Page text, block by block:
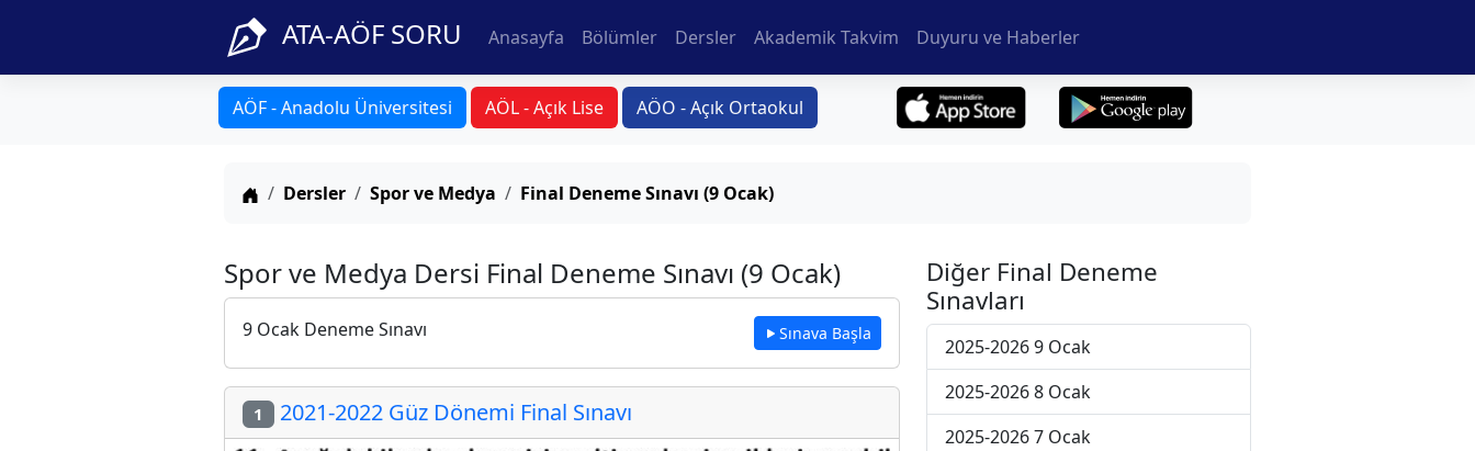
ATA-AÖF SORU Anasayfa Bölümler Dersler Akademik Takvim Duyuru ve Haberler
AÖF - Anadolu Üniversitesi AÖL - Açık Lise AÖO - Açık Ortaokul
Anasayfa
Dersler Spor ve Medya Final Deneme Sınavı (9 Ocak)
Spor ve Medya Dersi Final Deneme Sınavı (9 Ocak)
9 Ocak Deneme Sınavı Sınava Başla
1 2021-2022 Güz Dönemi Final Sınavı
Diğer Final Deneme
Sınavları
2025-2026 9 Ocak
2025-2026 8 Ocak
2025-2026 7 Ocak